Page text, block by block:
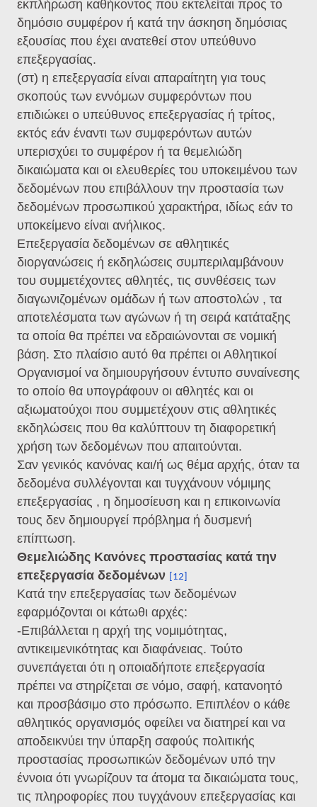
εκπλήρωση καθήκοντος που εκτελείται προς το
δημόσιο συμφέρον ή κατά την άσκηση δημόσιας
εξουσίας που έχει ανατεθεί στον υπεύθυνο
επεξεργασίας.
(στ) η επεξεργασία είναι απαραίτητη για τους
σκοπούς των εννόμων συμφερόντων που
επιδιώκει ο υπεύθυνος επεξεργασίας ή τρίτος,
εκτός εάν έναντι των συμφερόντων αυτών
υπερισχύει το συμφέρον ή τα θεμελιώδη
δικαιώματα και οι ελευθερίες του υποκειμένου των
δεδομένων που επιβάλλουν την προστασία των
δεδομένων προσωπικού χαρακτήρα, ιδίως εάν το
υποκείμενο είναι ανήλικος.
Επεξεργασία δεδομένων σε αθλητικές
διοργανώσεις ή εκδηλώσεις συμπεριλαμβάνουν
του συμμετέχοντες αθλητές, τις συνθέσεις των
διαγωνιζομένων ομάδων ή των αποστολών , τα
αποτελέσματα των αγώνων ή τη σειρά κατάταξης
τα οποία θα πρέπει να εδραιώνονται σε νομική
βάση. Στο πλαίσιο αυτό θα πρέπει οι Αθλητικοί
Οργανισμοί να δημιουργήσουν έντυπο συναίνεσης
το οποίο θα υπογράφουν οι αθλητές και οι
αξιωματούχοι που συμμετέχουν στις αθλητικές
εκδηλώσεις που θα καλύπτουν τη διαφορετική
χρήση των δεδομένων που απαιτούνται.
Σαν γενικός κανόνας και/ή ως θέμα αρχής, όταν τα
δεδομένα συλλέγονται και τυγχάνουν νόμιμης
επεξεργασίας , η δημοσίευση και η επικοινωνία
τους δεν δημιουργεί πρόβλημα ή δυσμενή
επίπτωση.
Θεμελιώδης Κανόνες προστασίας κατά την
επεξεργασία δεδομένων
[12]
Κατά την επεξεργασίας των δεδομένων
εφαρμόζονται οι κάτωθι αρχές:
-Επιβάλλεται η αρχή της νομιμότητας,
αντικειμενικότητας και διαφάνειας. Τούτο
συνεπάγεται ότι η οποιαδήποτε επεξεργασία
πρέπει να στηρίζεται σε νόμο, σαφή, κατανοητό
και προσβάσιμο στο πρόσωπο. Επιπλέον ο κάθε
αθλητικός οργανισμός οφείλει να διατηρεί και να
αποδεικνύει την ύπαρξη σαφούς πολιτικής
προστασίας προσωπικών δεδομένων υπό την
έννοια ότι γνωρίζουν τα άτομα τα δικαιώματα τους,
τις πληροφορίες που τυγχάνουν επεξεργασίας και